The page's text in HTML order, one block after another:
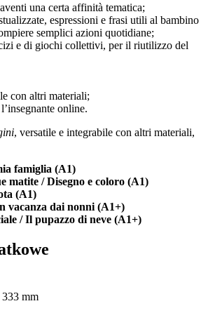
una certa affinità tematica;
espressioni e frasi utili al bambino
semplici azioni quotidiane;
e di giochi collettivi, per il riutilizzo del
con altri materiali;
online.
, versatile e integrabile con altri materiali,
famiglia (A1)
matite / Disegno e coloro (A1)
(A1)
vacanza dai nonni (A1+)
/ Il pupazzo di neve (A1+)
mm